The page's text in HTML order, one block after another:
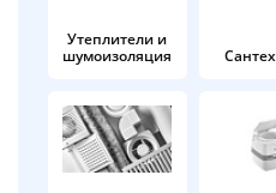
Утеплители и
шумоизоляция
Оставшиеся
%
по25%каждые 2